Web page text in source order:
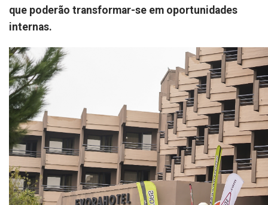
que poderão transformar-se em oportunidades
internas.